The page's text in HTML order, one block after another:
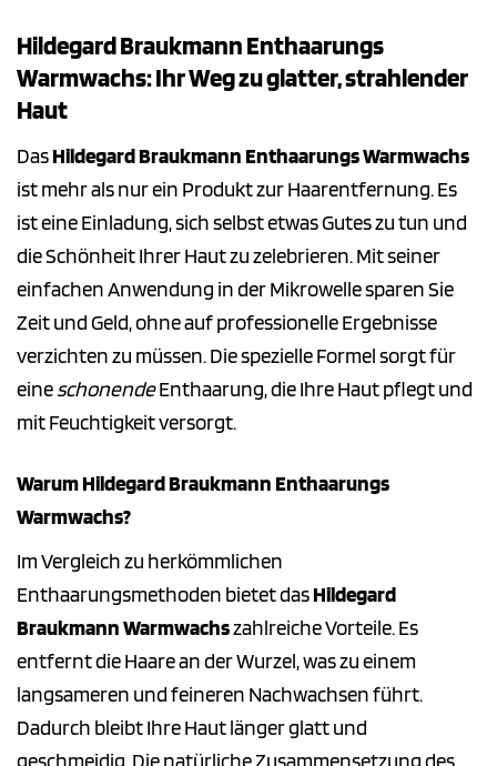
Hildegard Braukmann Enthaarungs
Warmwachs: Ihr Weg zu glatter, strahlender
Haut
DasHildegard Braukmann Enthaarungs Warmwachs
ist mehr als nur ein Produkt zur Haarentfernung. Es
ist eine Einladung, sich selbst etwas Gutes zu tun und
die Schönheit Ihrer Haut zu zelebrieren. Mit seiner
einfachen Anwendung in der Mikrowelle sparen Sie
Zeit und Geld, ohne auf professionelle Ergebnisse
verzichten zu müssen. Die spezielle Formel sorgt für
eineschonendeEnthaarung, die Ihre Haut pflegt und
mit Feuchtigkeit versorgt.
Warum Hildegard Braukmann Enthaarungs
Warmwachs?
Im Vergleich zu herkömmlichen
Enthaarungsmethoden bietet dasHildegard
Braukmann Warmwachszahlreiche Vorteile. Es
entfernt die Haare an der Wurzel, was zu einem
langsameren und feineren Nachwachsen führt.
Dadurch bleibt Ihre Haut länger glatt und
geschmeidig. Die natürliche Zusammensetzung des